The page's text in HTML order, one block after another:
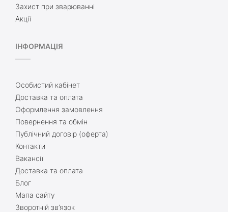
Захист при зварюванні
Акції
ІНФОРМАЦІЯ
Особистий кабінет
Доставка та оплата
Оформлення замовлення
Повернення та обмін
Публічний договір (оферта)
Контакти
Вакансії
Доставка та оплата
Блог
Мапа сайту
Зворотній зв’язок